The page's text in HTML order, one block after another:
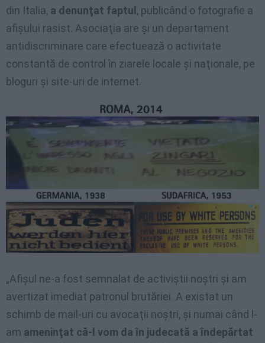
din Italia, a denunţat faptul , publicând o fotografie a
afişului rasist. Asociaţia are şi un departament
antidiscriminare care efectuează o activitate
constantă de control în ziarele locale şi naţionale, pe
bloguri şi site-uri de internet.
„Afişul ne-a fost semnalat de activiştii noştri şi am
avertizat imediat patronul brutăriei. A existat un
schimb de mail-uri cu avocaţii noştri, şi numai când l-
am ameninţat că-l vom da în judecată a îndepărtat